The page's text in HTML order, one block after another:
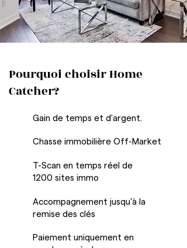
Pourquoi choisir Home
Catcher?
Gain de temps et d'argent.
Chasse immobilière Off-Market
T-Scan en temps réel de
1200 sites immo
Accompagnement jusqu'à la
remise des clés
Paiement uniquement en